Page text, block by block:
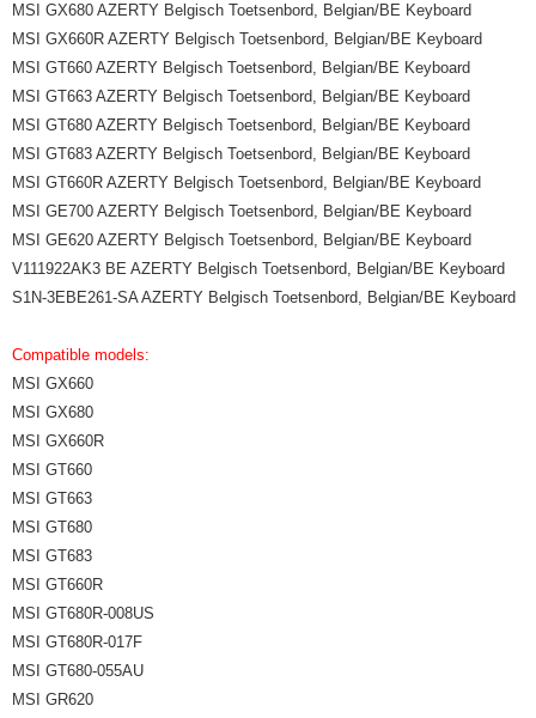
MSI GX680 AZERTY Belgisch Toetsenbord, Belgian/BE Keyboard
MSI GX660R AZERTY Belgisch Toetsenbord, Belgian/BE Keyboard
MSI GT660 AZERTY Belgisch Toetsenbord, Belgian/BE Keyboard
MSI GT663 AZERTY Belgisch Toetsenbord, Belgian/BE Keyboard
MSI GT680 AZERTY Belgisch Toetsenbord, Belgian/BE Keyboard
MSI GT683 AZERTY Belgisch Toetsenbord, Belgian/BE Keyboard
MSI GT660R AZERTY Belgisch Toetsenbord, Belgian/BE Keyboard
MSI GE700 AZERTY Belgisch Toetsenbord, Belgian/BE Keyboard
MSI GE620 AZERTY Belgisch Toetsenbord, Belgian/BE Keyboard
V111922AK3 BE AZERTY Belgisch Toetsenbord, Belgian/BE Keyboard
S1N-3EBE261-SA AZERTY Belgisch Toetsenbord, Belgian/BE Keyboard
Compatible models:
MSI GX660
MSI GX680
MSI GX660R
MSI GT660
MSI GT663
MSI GT680
MSI GT683
MSI GT660R
MSI GT680R-008US
MSI GT680R-017F
MSI GT680-055AU
MSI GR620